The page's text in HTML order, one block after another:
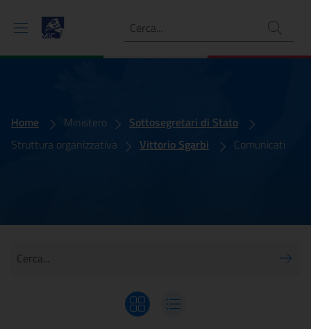
Ricerca
Home Ministero
Sottosegretari di Stato
Struttura organizzativa
Vittorio Sgarbi Comunicati
Cerca...
Visualizza grigliaVisualizza elenco